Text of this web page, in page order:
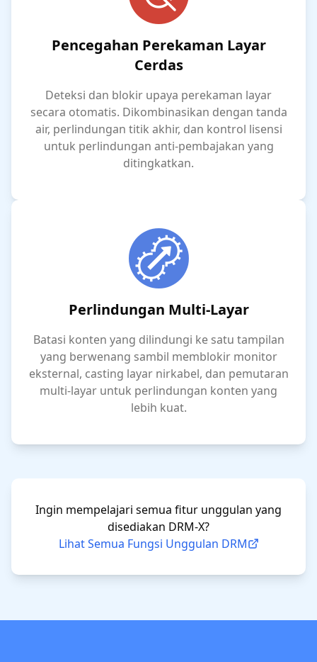
Pencegahan Perekaman Layar
Cerdas
Deteksi dan blokir upaya perekaman layar
secara otomatis. Dikombinasikan dengan tanda
air, perlindungan titik akhir, dan kontrol lisensi
untuk perlindungan anti-pembajakan yang
ditingkatkan.
Perlindungan Multi-Layar
Batasi konten yang dilindungi ke satu tampilan
yang berwenang sambil memblokir monitor
eksternal, casting layar nirkabel, dan pemutaran
multi-layar untuk perlindungan konten yang
lebih kuat.
Ingin mempelajari semua fitur unggulan yang
disediakan DRM-X?
Lihat Semua Fungsi Unggulan DRM